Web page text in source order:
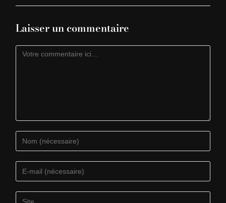
Laisser un commentaire